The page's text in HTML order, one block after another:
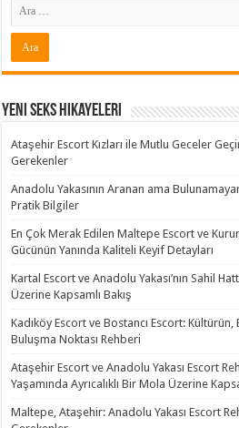
Yeni Seks Hikayeleri
Ataşehir Escort Kızları ile Mutlu Geceler
Gerekenler
Anadolu Yakasının Aranan ama
Pratik Bilgiler
En Çok Merak Edilen Maltepe Escort ve
Gücünün Yanında Kaliteli Keyif Detayları
Kartal Escort ve Anadolu Yakası’nın Sahil
Üzerine Kapsamlı Bakış
Kadıköy Escort ve Bostancı Escort:
Buluşma Noktası Rehberi
Ataşehir Escort ve Anadolu Yakası Escort
Yaşamında Ayrıcalıklı Bir Mola Üzerine
Maltepe, Ataşehir: Anadolu Yakası Escort